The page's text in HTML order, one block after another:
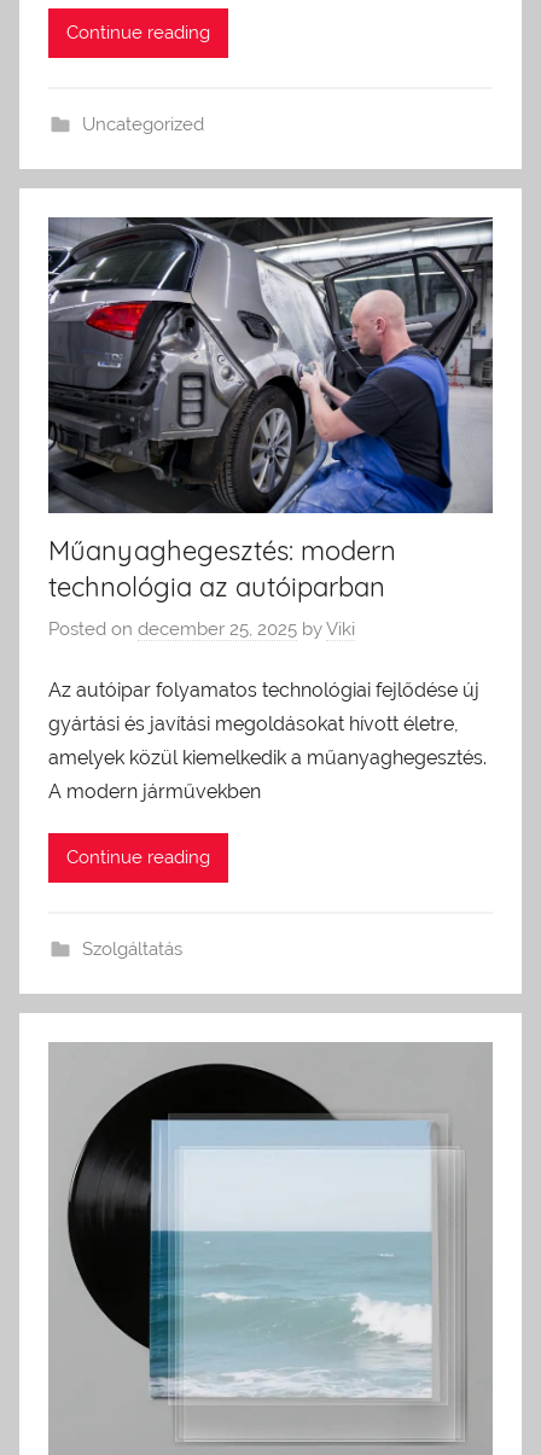
Continue reading
Uncategorized
Műanyaghegesztés: modern
technológia az autóiparban
Posted on december 25, 2025 byViki
Az autóipar folyamatos technológiai fejlődése új
gyártási és javítási megoldásokat hívott életre,
amelyek közül kiemelkedik a műanyaghegesztés.
A modern járművekben
Continue reading
Szolgáltatás